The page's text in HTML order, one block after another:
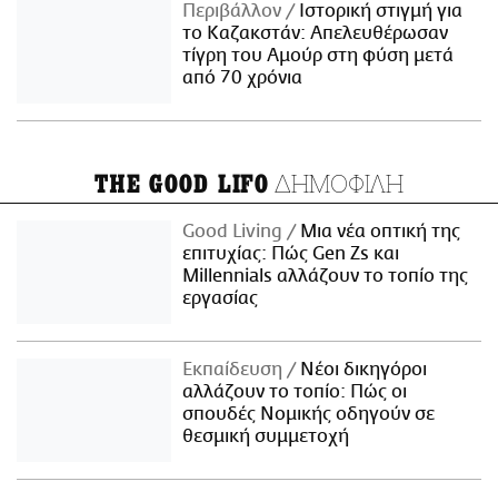
Περιβάλλον
Ιστορική στιγμή για
το Καζακστάν: Απελευθέρωσαν
τίγρη του Αμούρ στη φύση μετά
από 70 χρόνια
THE GOOD LIFO ΔΗΜΟΦΙΛΗ
Good Living
Μια νέα οπτική της
επιτυχίας: Πώς Gen Zs και
Millennials αλλάζουν το τοπίο της
εργασίας
Εκπαίδευση
Νέοι δικηγόροι
αλλάζουν το τοπίο: Πώς οι
σπουδές Νομικής οδηγούν σε
θεσμική συμμετοχή